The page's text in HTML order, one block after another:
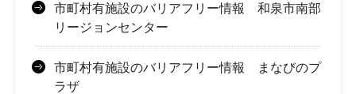
市町村有施設のバリアフリー情報 和泉市南部
リージョンセンター
市町村有施設のバリアフリー情報 まなびのプ
ラザ